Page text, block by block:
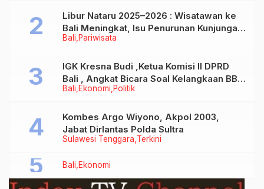
Bali Pariwisata
Libur Nataru 2025–2026 : Wisatawan ke
Bali Meningkat, Isu Penurunan Kunjungan
Tidak Benar
Bali Ekonomi Politik
IGK Kresna Budi ,Ketua Komisi II DPRD
Bali , Angkat Bicara Soal Kelangkaan BBM
Bersubsidi Jenis Solar
Sulawesi Tenggara Terkini
Kombes Argo Wiyono, Akpol 2003,
Jabat Dirlantas Polda Sultra
Bali Ekonomi